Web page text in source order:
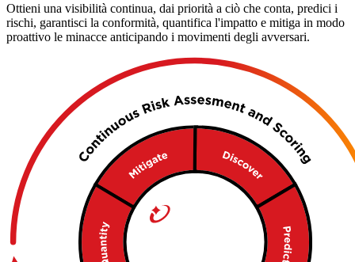
Ottieni una visibilità continua, dai priorità a ciò che conta, predici i
rischi, garantisci la conformità, quantifica l'impatto e mitiga in modo
proattivo le minacce anticipando i movimenti degli avversari.